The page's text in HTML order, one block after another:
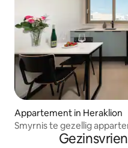
Appartement in Heraklion
Smyrnis te gezellig